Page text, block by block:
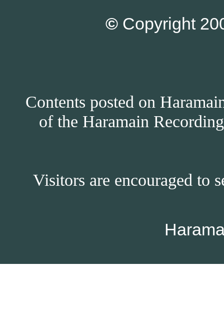
© Copyright
Contents posted on
of the Haramain
Visitors are encouraged to